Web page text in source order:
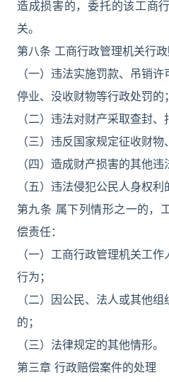
造成损害的，委托的该工商
关。
第八条 工商行政管理机关行政
（一）违法实施罚款、吊销
停业、没收财物等行政处罚的；
（二）违法对财产采取查封、
（三）违反国家规定征收财物
（四）造成财产损害的其他违
（五）违法侵犯公民人身权利
第九条 属下列情形之一的，
偿责任：
（一）工商行政管理机关工
行为；
（二）因公民、法人或其他
的；
（三）法律规定的其他情形。
第三章 行政赔偿案件的处理